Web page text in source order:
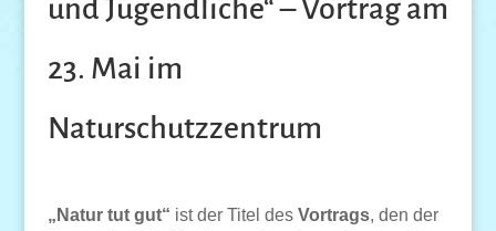
und Jugendliche“ – Vortrag am
23. Mai im
Naturschutzzentrum
„Natur tut gut“ ist der Titel des Vortrags, den der